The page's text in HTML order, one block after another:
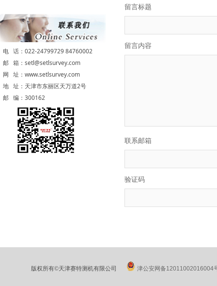
电 话：022-24799729 84760002
地 址：天津市东丽区天万道2号
邮 箱：setl@setlsurvey.com
网 址：www.setlsurvey.com
邮 编：300162
留言标题
留言内容
联系邮箱
验证码
版权所有©天津赛特测机有限公司 津公安网备12011002016004